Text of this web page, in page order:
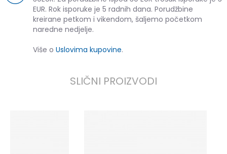
EUR. Rok isporuke je 5 radnih dana. Porudžbine
kreirane petkom i vikendom, šaljemo početkom
naredne nedjelje.
Više o Uslovima kupovine.
SLIČNI PROIZVODI